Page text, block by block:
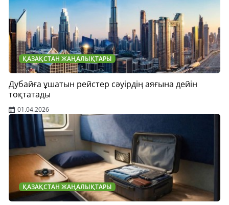
ҚАЗАҚСТАН ЖАҢАЛЫҚТАРЫ
Дубайға ұшатын рейстер сәуірдің аяғына дейін
тоқтатады
01.04.2026
ҚАЗАҚСТАН ЖАҢАЛЫҚТАРЫ